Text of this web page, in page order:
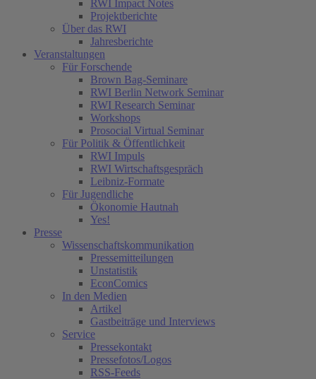
RWI Impact Notes
Projektberichte
Über das RWI
Jahresberichte
Veranstaltungen
Für Forschende
Brown Bag-Seminare
RWI Berlin Network Seminar
RWI Research Seminar
Workshops
Prosocial Virtual Seminar
Für Politik & Öffentlichkeit
RWI Impuls
RWI Wirtschaftsgespräch
Leibniz-Formate
Für Jugendliche
Ökonomie Hautnah
Yes!
Presse
Wissenschaftskommunikation
Pressemitteilungen
Unstatistik
EconComics
In den Medien
Artikel
Gastbeiträge und Interviews
Service
Pressekontakt
Pressefotos/Logos
RSS-Feeds